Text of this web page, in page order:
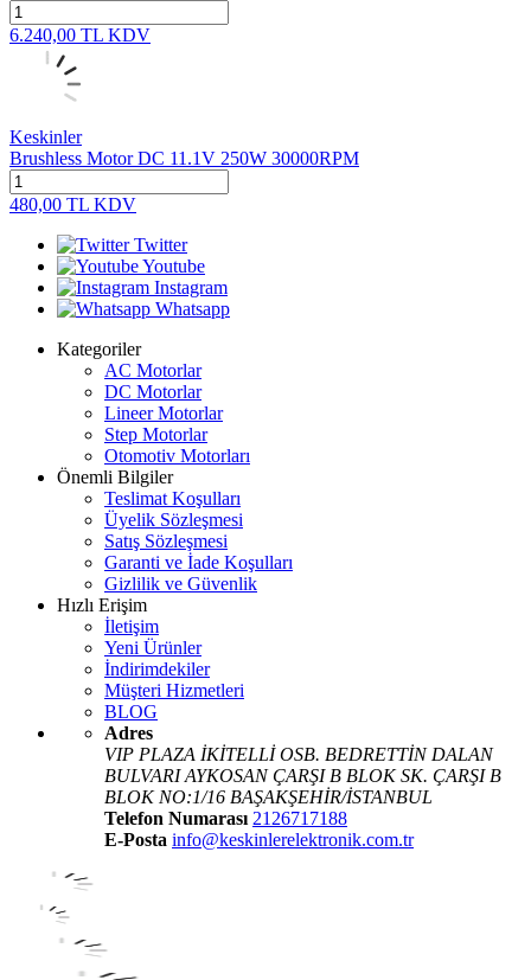
6.240,00 TL KDV
Keskinler
Brushless Motor DC 11.1V 250W 30000RPM
480,00 TL KDV
Twitter
Youtube
Instagram
Whatsapp
Kategoriler
AC Motorlar
DC Motorlar
Lineer Motorlar
Step Motorlar
Otomotiv Motorları
Önemli Bilgiler
Teslimat Koşulları
Üyelik Sözleşmesi
Satış Sözleşmesi
Garanti ve İade Koşulları
Gizlilik ve Güvenlik
Hızlı Erişim
İletişim
Yeni Ürünler
İndirimdekiler
Müşteri Hizmetleri
BLOG
Adres
VIP PLAZA İKİTELLİ OSB. BEDRETTİN DALAN
BULVARI AYKOSAN ÇARŞI B BLOK SK. ÇARŞI B
BLOK NO:1/16 BAŞAKŞEHİR/İSTANBUL
Telefon Numarası 2126717188
E-Posta info@keskinlerelektronik.com.tr